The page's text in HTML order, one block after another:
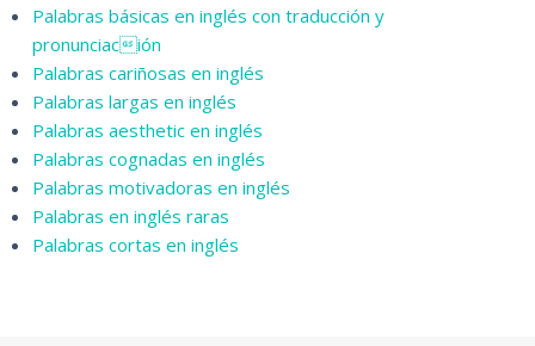
Palabras básicas en inglés con traducción y
pronunciación
Palabras cariñosas en inglés
Palabras largas en inglés
Palabras aesthetic en inglés
Palabras cognadas en inglés
Palabras motivadoras en inglés
Palabras en inglés raras
Palabras cortas en inglés